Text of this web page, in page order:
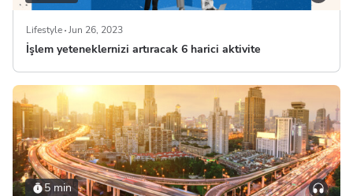
Lifestyle Jun 26, 2023
İşlem yeteneklernizi artıracak 6 harici aktivite
5 min